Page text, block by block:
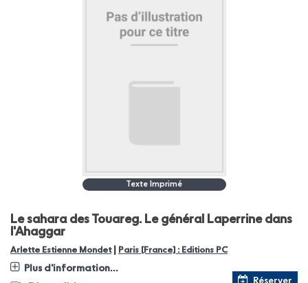
Texte Imprimé
Le sahara des Touareg. Le général Laperrine dans
l'Ahaggar
Arlette Estienne Mondet Paris [France] : Editions PC
Plus d'information...
Réserver